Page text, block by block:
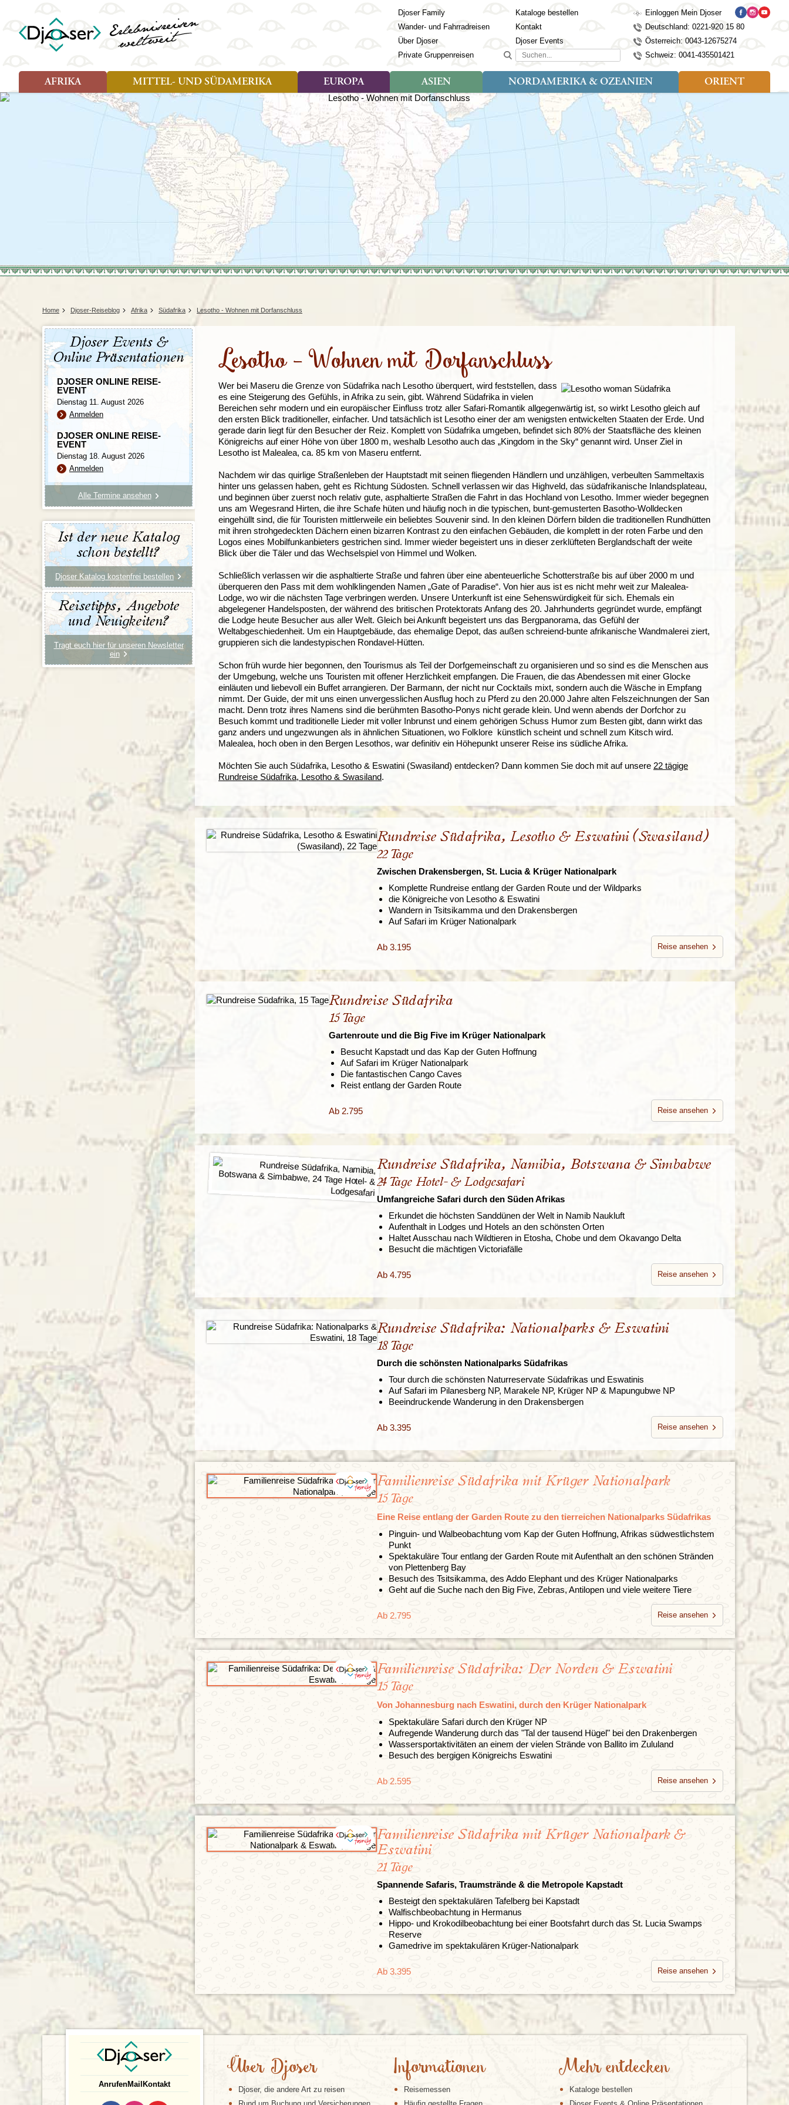
Djoser Family
Wander- und Fahrradreisen
Über Djoser
Private Gruppenreisen
Kataloge bestellen
Kontakt
Djoser Events
Suchen...
Einloggen Mein Djoser
Deutschland: 0221-920 15 80
Österreich: 0043-12675274
Schweiz: 0041-435501421
AFRIKA
Länder
Ägypten
Botswana
Eswatini (Swasiland)
Kap Verde
Kenia
Lesotho
Madagaskar
Marokko
Simbabwe
Südafrika
Tansania
Uganda
MITTEL- UND SÜDAMERIKA
Art der Reise
Djoser Reisen (13)
Djoser Family (8)
Wander- und Fahrradreisen
Argentinien
Brasilien
Chile
Costa Rica
Ecuador
Französisch Guayana
Guatemala
Guyana
Honduras
Kolumbien
Kuba
Mexiko
Peru
EUROPA
Art der Reise
Djoser Reisen (9)
Djoser Family (3)
Wander- und Fahrradreisen
Länder
Albanien
Andorra
Armenien
Aserbaidschan
Azoren
Balkan
Baltikum
Bosnien & Herzegowina
Estland
Finnland
Georgien
Irland
Island
Kosovo
Kroatien
Türkei
Wales
ASIEN
Art der Reise
Djoser Reisen (23)
Djoser Family (12)
Wander- und Fahrradreisen
(1)
Nepal
Seidenstraße
Singapur
Sri Lanka
Südkorea
Taiwan
NORDAMERIKA & OZEANIEN
Art der Reise
Djoser Reisen (4)
Djoser Family (2)
Länder
Alaska
Australien
Kanada
Neuseeland
USA
ORIENT
Art der Reise
Djoser Family (5)
Wander- und Fahrradreisen
Länder
Ägypten
Israel
Jordanien
Marokko
Oman
Türkei
Home Djoser-Reiseblog Afrika Südafrika Lesotho - Wohnen mit Dorfanschluss
Lesotho - Wohnen mit Dorfanschluss
Wer bei Maseru die Grenze von Südafrika nach Lesotho überquert, wird feststellen, dass
es eine Steigerung des Gefühls, in Afrika zu sein, gibt. Während Südafrika in vielen
Bereichen sehr modern und ein europäischer Einfluss trotz aller Safari-Romantik allgegenwärtig ist, so wirkt Lesotho gleich auf
den ersten Blick traditioneller, einfacher. Und tatsächlich ist Lesotho einer der am wenigsten entwickelten Staaten der Erde. Und
gerade darin liegt für den Besucher der Reiz. Komplett von Südafrika umgeben, befindet sich 80% der Staatsfläche des kleinen
Königreichs auf einer Höhe von über 1800 m, weshalb Lesotho auch das „Kingdom in the Sky“ genannt wird. Unser Ziel in
Lesotho ist Malealea, ca. 85 km von Maseru entfernt.
Nachdem wir das quirlige Straßenleben der Hauptstadt mit seinen fliegenden Händlern und unzähligen, verbeulten Sammeltaxis
hinter uns gelassen haben, geht es Richtung Südosten. Schnell verlassen wir das Highveld, das südafrikanische Inlandsplateau,
und beginnen über zuerst noch relativ gute, asphaltierte Straßen die Fahrt in das Hochland von Lesotho. Immer wieder begegnen
uns am Wegesrand Hirten, die ihre Schafe hüten und häufig noch in die typischen, bunt-gemusterten Basotho-Wolldecken
eingehüllt sind, die für Touristen mittlerweile ein beliebtes Souvenir sind. In den kleinen Dörfern bilden die traditionellen Rundhütten
mit ihren strohgedeckten Dächern einen bizarren Kontrast zu den einfachen Gebäuden, die komplett in der roten Farbe und den
Logos eines Mobilfunkanbieters gestrichen sind. Immer wieder begeistert uns in dieser zerklüfteten Berglandschaft der weite
Blick über die Täler und das Wechselspiel von Himmel und Wolken.
Schließlich verlassen wir die asphaltierte Straße und fahren über eine abenteuerliche Schotterstraße bis auf über 2000 m und
überqueren den Pass mit dem wohlklingenden Namen „Gate of Paradise“. Von hier aus ist es nicht mehr weit zur Malealea-
Lodge, wo wir die nächsten Tage verbringen werden. Unsere Unterkunft ist eine Sehenswürdigkeit für sich. Ehemals ein
abgelegener Handelsposten, der während des britischen Protektorats Anfang des 20. Jahrhunderts gegründet wurde, empfängt
die Lodge heute Besucher aus aller Welt. Gleich bei Ankunft begeistert uns das Bergpanorama, das Gefühl der
Weltabgeschiedenheit. Um ein Hauptgebäude, das ehemalige Depot, das außen schreiend-bunte afrikanische Wandmalerei ziert,
gruppieren sich die landestypischen Rondavel-Hütten.
Schon früh wurde hier begonnen, den Tourismus als Teil der Dorfgemeinschaft zu organisieren und so sind es die Menschen aus
der Umgebung, welche uns Touristen mit offener Herzlichkeit empfangen. Die Frauen, die das Abendessen mit einer Glocke
einläuten und liebevoll ein Buffet arrangieren. Der Barmann, der nicht nur Cocktails mixt, sondern auch die Wäsche in Empfang
nimmt. Der Guide, der mit uns einen unvergesslichen Ausflug hoch zu Pferd zu den 20.000 Jahre alten Felszeichnungen der San
macht. Denn trotz ihres Namens sind die berühmten Basotho-Ponys nicht gerade klein. Und wenn abends der Dorfchor zu
Besuch kommt und traditionelle Lieder mit voller Inbrunst und einem gehörigen Schuss Humor zum Besten gibt, dann wirkt das
ganz anders und ungezwungen als in ähnlichen Situationen, wo Folklore künstlich scheint und schnell zum Kitsch wird.
Malealea, hoch oben in den Bergen Lesothos, war definitiv ein Höhepunkt unserer Reise ins südliche Afrika.
Möchten Sie auch Südafrika, Lesotho & Eswatini (Swasiland) entdecken? Dann kommen Sie doch mit auf unsere 22 tägige
Rundreise Südafrika, Lesotho & Swasiland.
Rundreise Südafrika, Lesotho & Eswatini (Swasiland)
22 Tage
Zwischen Drakensbergen, St. Lucia & Krüger Nationalpark
Komplette Rundreise entlang der Garden Route und der Wildparks
die Königreiche von Lesotho & Eswatini
Wandern in Tsitsikamma und den Drakensbergen
Auf Safari im Krüger Nationalpark
Ab 3.195 Reise ansehen
Rundreise Südafrika
15 Tage
Gartenroute und die Big Five im Krüger Nationalpark
Besucht Kapstadt und das Kap der Guten Hoffnung
Auf Safari im Krüger Nationalpark
Die fantastischen Cango Caves
Reist entlang der Garden Route
Ab 2.795 Reise ansehen
Rundreise Südafrika, Namibia, Botswana & Simbabwe
24 Tage Hotel- & Lodgesafari
Umfangreiche Safari durch den Süden Afrikas
Erkundet die höchsten Sanddünen der Welt in Namib Naukluft
Aufenthalt in Lodges und Hotels an den schönsten Orten
Haltet Ausschau nach Wildtieren in Etosha, Chobe und dem Okavango Delta
Besucht die mächtigen Victoriafälle
Ab 4.795 Reise ansehen
Rundreise Südafrika: Nationalparks & Eswatini
18 Tage
Durch die schönsten Nationalparks Südafrikas
Tour durch die schönsten Naturreservate Südafrikas und Eswatinis
Auf Safari im Pilanesberg NP, Marakele NP, Krüger NP & Mapungubwe NP
Beeindruckende Wanderung in den Drakensbergen
Ab 3.395 Reise ansehen
Familienreise Südafrika mit Krüger Nationalpark
15 Tage
Eine Reise entlang der Garden Route zu den tierreichen Nationalparks Südafrikas
Pinguin- und Walbeobachtung vom Kap der Guten Hoffnung, Afrikas südwestlichstem
Punkt
Spektakuläre Tour entlang der Garden Route mit Aufenthalt an den schönen Stränden
von Plettenberg Bay
Besuch des Tsitsikamma, des Addo Elephant und des Krüger Nationalparks
Geht auf die Suche nach den Big Five, Zebras, Antilopen und viele weitere Tiere
Ab 2.795 Reise ansehen
Familienreise Südafrika: Der Norden & Eswatini
15 Tage
Von Johannesburg nach Eswatini, durch den Krüger Nationalpark
Spektakuläre Safari durch den Krüger NP
Aufregende Wanderung durch das "Tal der tausend Hügel" bei den Drakenbergen
Wassersportaktivitäten an einem der vielen Strände von Ballito im Zululand
Besuch des bergigen Königreichs Eswatini
Ab 2.595 Reise ansehen
Familienreise Südafrika mit Krüger Nationalpark &
Eswatini
21 Tage
Spannende Safaris, Traumstrände & die Metropole Kapstadt
Besteigt den spektakulären Tafelberg bei Kapstadt
Walfischbeobachtung in Hermanus
Hippo- und Krokodilbeobachtung bei einer Bootsfahrt durch das St. Lucia Swamps
Reserve
Gamedrive im spektakulären Krüger-Nationalpark
Ab 3.395 Reise ansehen
Djoser Events &
Online Präsentationen
DJOSER ONLINE REISE-
EVENT
Dienstag 11. August 2026
Anmelden
DJOSER ONLINE REISE-
EVENT
Dienstag 18. August 2026
Anmelden
Alle Termine ansehen
Ist der neue Katalog
schon bestellt?
Djoser Katalog kostenfrei bestellen
Reisetipps, Angebote
und Neuigkeiten?
Tragt euch hier für unseren Newsletter
ein
AnrufenMail Kontakt
Über Djoser
Djoser, die andere Art zu reisen
Informationen
Reisemessen
Mehr entdecken
Kataloge bestellen